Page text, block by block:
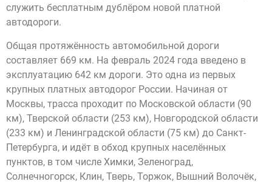
служить бесплатным дублёром новой платной
автодороги.
Общая протяжённость автомобильной дороги
составляет 669 км. На февраль 2024 года введено в
эксплуатацию 642 км дороги. Это одна из первых
крупных платных автодорог России. Начиная от
Москвы, трасса проходит по Московской области (90
км), Тверской области (253 км), Новгородской области
(233 км) и Ленинградской области (75 км) до Санкт-
Петербурга, и идёт в обход крупных населённых
пунктов, в том числе Химки, Зеленоград,
Солнечногорск, Клин, Тверь, Торжок, Вышний Волочёк,